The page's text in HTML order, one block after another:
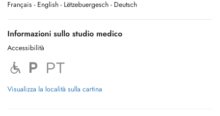
Français - English - Lëtzebuergesch - Deutsch
Informazioni sullo studio medico
Accessibilità
Visualizza la località sulla cartina